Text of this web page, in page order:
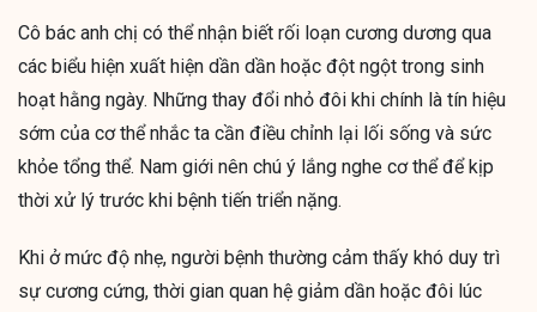
Cô bác anh chị có thể nhận biết rối loạn cương dương qua
các biểu hiện xuất hiện dần dần hoặc đột ngột trong sinh
hoạt hằng ngày. Những thay đổi nhỏ đôi khi chính là tín hiệu
sớm của cơ thể nhắc ta cần điều chỉnh lại lối sống và sức
khỏe tổng thể. Nam giới nên chú ý lắng nghe cơ thể để kịp
thời xử lý trước khi bệnh tiến triển nặng.
Khi ở mức độ nhẹ, người bệnh thường cảm thấy khó duy trì
sự cương cứng, thời gian quan hệ giảm dần hoặc đôi lúc